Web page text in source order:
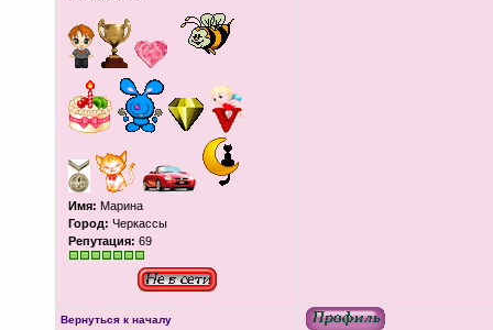
Имя: Марина
Город: Черкассы
Репутация: 69
Вернуться к началу